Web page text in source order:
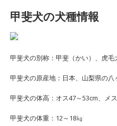
甲斐犬の犬種情報
甲斐犬の別称：甲斐（かい）、虎毛
甲斐犬の原産地：日本、山梨県の八
甲斐犬の体高：オス47～53cm、メ
甲斐犬の体重：12～18㎏